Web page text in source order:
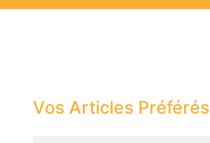
Vos Articles Préférés